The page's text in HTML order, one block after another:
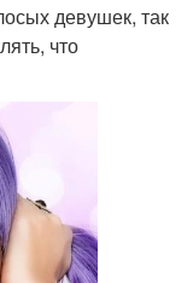
девушек, так
что